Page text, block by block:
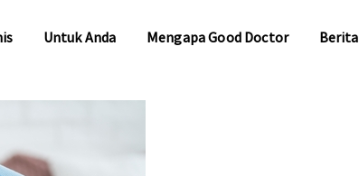
Untuk Anda Mengapa Good Doctor Berita